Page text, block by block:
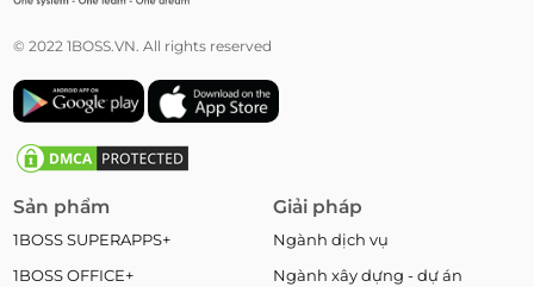
© 2022 1BOSS.VN. All rights reserved
Sản phẩm
1BOSS SUPERAPPS+
1BOSS OFFICE+
Giải pháp
Ngành dịch vụ
Ngành xây dựng - dự án